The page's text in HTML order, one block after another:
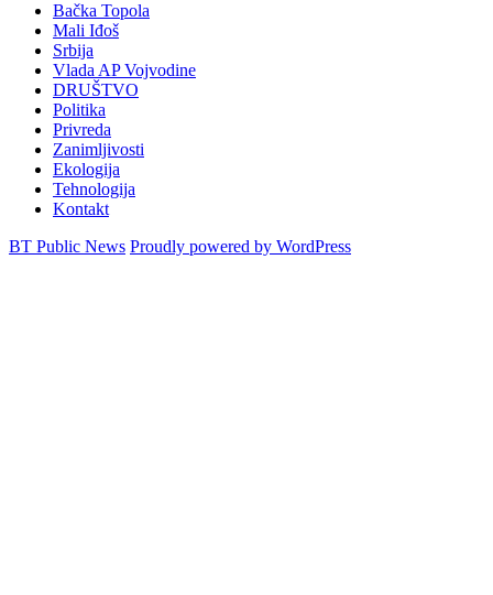
Bačka Topola
Mali Iđoš
Srbija
Vlada AP Vojvodine
DRUŠTVO
Politika
Privreda
Zanimljivosti
Ekologija
Tehnologija
Kontakt
BT Public News Proudly powered by WordPress